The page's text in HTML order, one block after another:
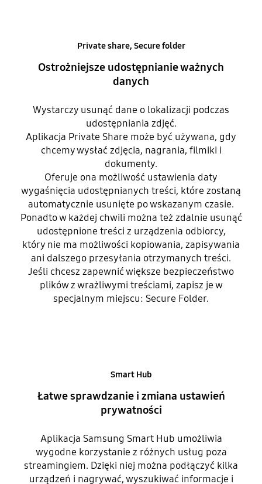
Private share, Secure folder
Ostrożniejsze udostępnianie ważnych
danych
Wystarczy usunąć dane o lokalizacji podczas
udostępniania zdjęć.
Aplikacja Private Share może być używana, gdy
chcemy wysłać zdjęcia, nagrania, filmiki i
dokumenty.
Oferuje ona możliwość ustawienia daty
wygaśnięcia udostępnianych treści, które zostaną
automatycznie usunięte po wskazanym czasie.
Ponadto w każdej chwili można też zdalnie usunąć
udostępnione treści z urządzenia odbiorcy,
który nie ma możliwości kopiowania, zapisywania
ani dalszego przesyłania otrzymanych treści.
Jeśli chcesz zapewnić większe bezpieczeństwo
plików z wrażliwymi treściami, zapisz je w
specjalnym miejscu: Secure Folder.
Smart Hub
Łatwe sprawdzanie i zmiana ustawień
prywatności
Aplikacja Samsung Smart Hub umożliwia
wygodne korzystanie z różnych usług poza
streamingiem. Dzięki niej można podłączyć kilka
urządzeń i nagrywać, wyszukiwać informacje i